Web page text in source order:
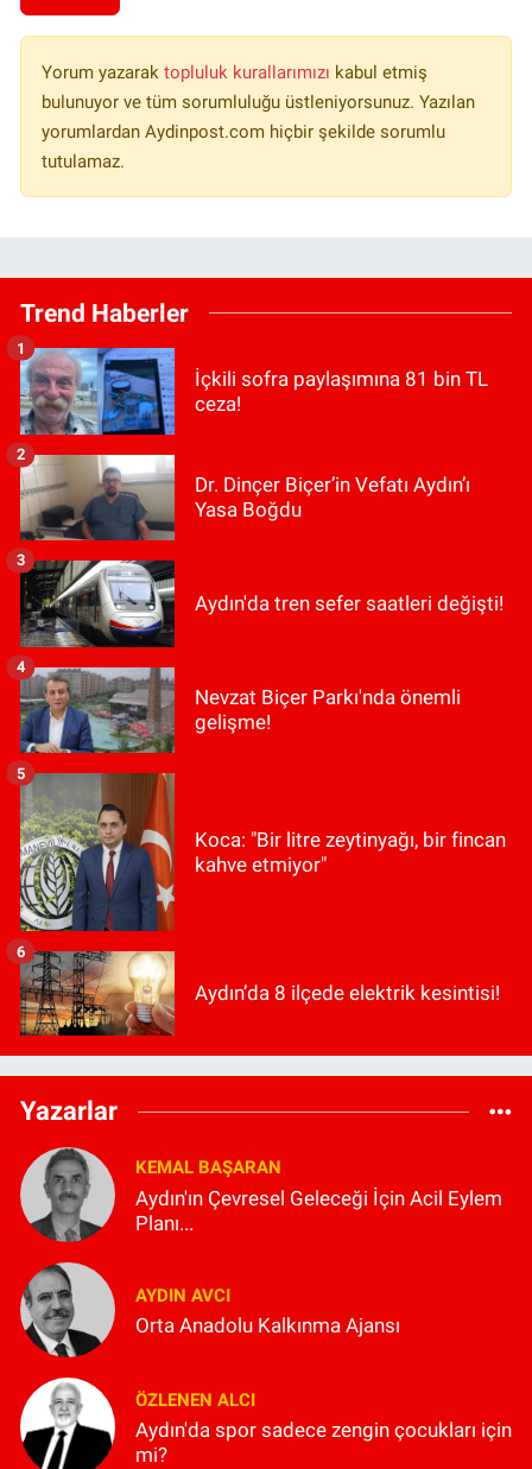
Yorum yazarak topluluk kurallarımızı kabul etmiş
bulunuyor ve tüm sorumluluğu üstleniyorsunuz. Yazılan
yorumlardan Aydinpost.com hiçbir şekilde sorumlu
tutulamaz.
Trend Haberler
İçkili sofra paylaşımına 81 bin TL
ceza!
1
Dr. Dinçer Biçer’in Vefatı Aydın’ı
Yasa Boğdu
2
Aydın'da tren sefer saatleri değişti!
3
Nevzat Biçer Parkı'nda önemli
gelişme!
4
Koca: "Bir litre zeytinyağı, bir fincan
kahve etmiyor"
5
Aydın’da 8 ilçede elektrik kesintisi!
6
Yazarlar
KEMAL BAŞARAN
Aydın'ın Çevresel Geleceği İçin Acil Eylem
Planı...
AYDIN AVCI
Orta Anadolu Kalkınma Ajansı
ÖZLENEN ALCI
Aydın'da spor sadece zengin çocukları için
mi?